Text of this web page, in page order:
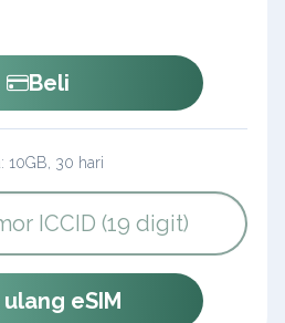
Beli
10GB, 30 hari
ulang eSIM